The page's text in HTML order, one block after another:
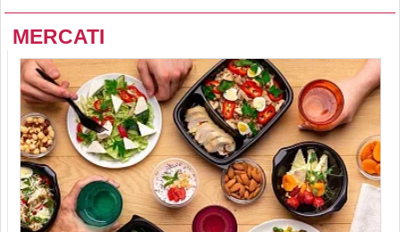
MERCATI